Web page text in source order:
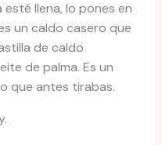
llena, lo pones en
un caldo casero que
de caldo
de palma. Es un
que antes tirabas.